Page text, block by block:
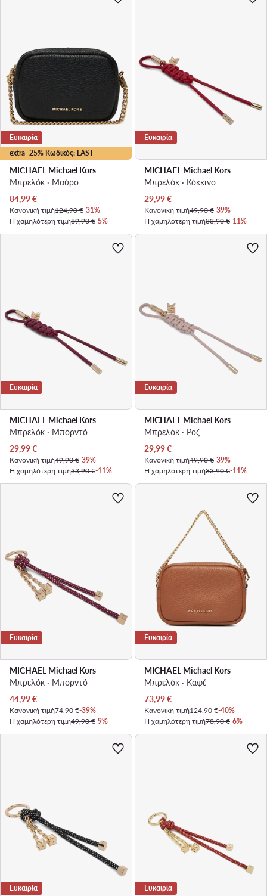
extra -25% Κωδικός: LAST
Ευκαιρία
MICHAEL Michael Kors
Μπρελόκ · Μαύρο
Τρέχουσα τιμή
84,99€
Κανονική τιμή124,90 €-31%
Η χαμηλότερη τιμή89,90 €-5%
Ευκαιρία
MICHAEL Michael Kors
Μπρελόκ · Κόκκινο
Τρέχουσα τιμή
29,99€
Κανονική τιμή49,90 €-39%
Η χαμηλότερη τιμή33,90 €-11%
Ευκαιρία
MICHAEL Michael Kors
Μπρελόκ · Μπορντό
Τρέχουσα τιμή
29,99€
Κανονική τιμή49,90 €-39%
Η χαμηλότερη τιμή33,90 €-11%
Ευκαιρία
MICHAEL Michael Kors
Μπρελόκ · Ροζ
Τρέχουσα τιμή
29,99€
Κανονική τιμή49,90 €-39%
Η χαμηλότερη τιμή33,90 €-11%
Ευκαιρία
MICHAEL Michael Kors
Μπρελόκ · Μπορντό
Τρέχουσα τιμή
44,99€
Κανονική τιμή74,90 €-39%
Η χαμηλότερη τιμή49,90 €-9%
Ευκαιρία
MICHAEL Michael Kors
Μπρελόκ · Καφέ
Τρέχουσα τιμή
73,99€
Κανονική τιμή124,90 €-40%
Η χαμηλότερη τιμή78,90 €-6%
Ευκαιρία Ευκαιρία